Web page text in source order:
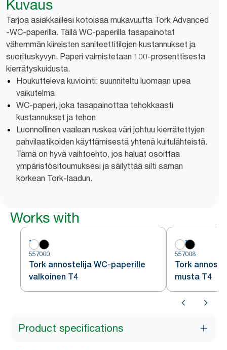
Kuvaus
Tarjoa asiakkaillesi kotoisaa mukavuutta Tork Advanced
-WC-paperilla. Tällä WC-paperilla tasapainotat
vähemmän kiireisten saniteettitilojen kustannukset ja
suorituskyvyn. Paperi valmistetaan 100-prosenttisesta
kierrätyskuidusta.
Houkutteleva kuviointi: suunniteltu luomaan upea
vaikutelma
WC-paperi, joka tasapainottaa tehokkaasti
kustannukset ja tehon
Luonnollinen vaalean ruskea väri johtuu kierrätettyjen
pahvilaatikoiden käyttämisestä yhtenä kuitulähteistä.
Tämä on hyvä vaihtoehto, jos haluat osoittaa
ympäristösitoumuksesi ja säilyttää silti saman
korkean Tork-laadun.
Works with
557000
Tork annostelija WC-paperille
valkoinen T4
557008
Tork
musta T4
Product specifications